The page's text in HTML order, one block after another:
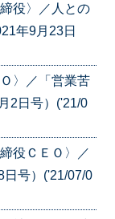
役〉／人との
年9月23日
〉／「営業苦
2日号）('21/0
役ＣＥＯ〉／
号）('21/07/0